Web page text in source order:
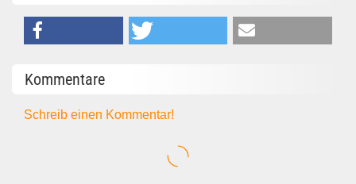
Kommentare
Schreib einen Kommentar!